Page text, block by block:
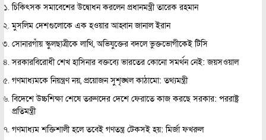
চিকিৎসক সমাবেশের উদ্বোধন করলেন প্রধানমন্ত্রী তারেক রহমান
মুসলিম দেশগুলোকে এক হওয়ার আহ্বান জানাল ইরান
সোনারগাঁয় স্কুলছাত্রীকে লাথি, অভিযুক্তের বদলে ভুক্তভোগীকেই টিসি
সরকারবিরোধী শেখ হাসিনার বক্তব্যে ভারতের কোনো সমর্থন নেই: জয়সওয়াল
গণমাধ্যমকে নিয়ন্ত্রণ নয়, প্রয়োজন সুশৃঙ্খল কাঠামো: তথ্যমন্ত্রী
বিদেশে উচ্চশিক্ষা শেষে তরুণদের দেশে ফেরাতে কাজ করছে সরকার: পররাষ্ট্র
প্রতিমন্ত্রী
গণমাধ্যম শক্তিশালী হলে তবেই গণতন্ত্র টেকসই হয়: মির্জা ফখরুল